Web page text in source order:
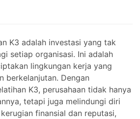
K3 adalah investasi yang tak
setiap organisasi. Ini adalah
lingkungan kerja yang
berkelanjutan. Dengan
K3, perusahaan tidak hanya
tetapi juga melindungi diri
finansial dan reputasi,